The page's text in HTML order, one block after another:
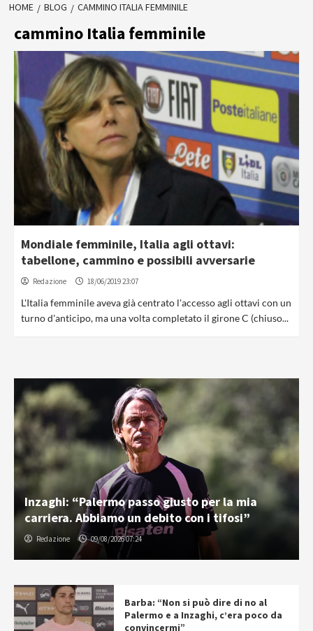
HOME BLOG CAMMINO ITALIA FEMMINILE
cammino Italia femminile
Mondiale femminile, Italia agli ottavi:
tabellone, cammino e possibili avversarie
Redazione 18/06/2019 23:07
L'Italia femminile aveva già centrato l'accesso agli ottavi con un
turno d'anticipo, ma una volta completato il girone C (chiuso...
Inzaghi: “Palermo passo giusto per la mia
carriera. Abbiamo un debito con i tifosi”
Redazione 09/08/2026 07:24
Barba: “Non si può dire di no al
Palermo e a Inzaghi, c’era poco da
convincermi”